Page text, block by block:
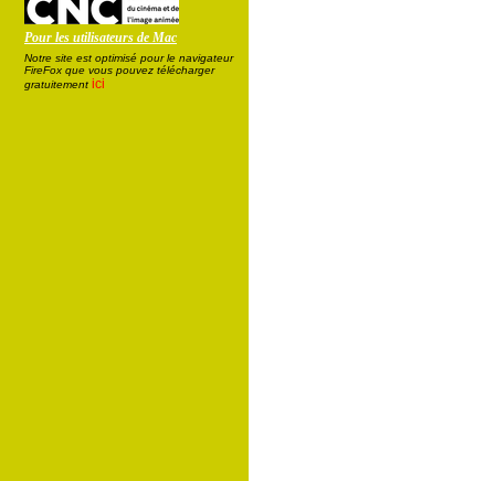
Pour les utilisateurs de Mac
Notre site est optimisé pour le navigateur
FireFox que vous pouvez télécharger
gratuitement ici